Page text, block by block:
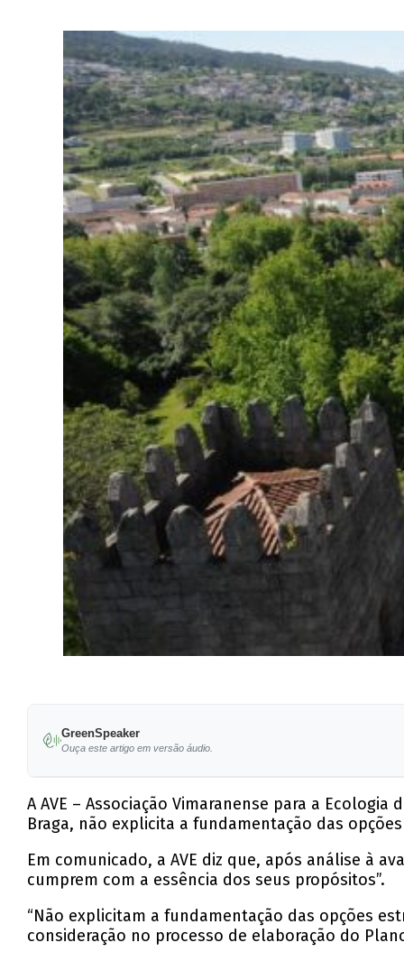
GreenSpeaker
Ouça este artigo em versão áudio.
A AVE – Associação Vimaranense para a
Braga, não explicita a fundamentação das
Em comunicado, a AVE diz que, após análise à
cumprem com a essência dos seus propósitos”.
“Não explicitam a fundamentação das opções
consideração no processo de elaboração do